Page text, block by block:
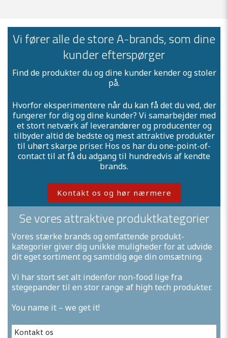
Vi fører alle de store A-brands, som dine
kunder efterspørger
Find de produkter du og dine kunder kender og stoler
på.
Hvorfor eksperimentere når du kan få det du ved, der
fungerer for dig og dine kunder? Vi samarbejder med
et stort netværk af leverandører og producenter og
tilbyder altid de bedste og mest attraktive produkter
til uhørt skarpe priser. Hos os har du one-point-of-
contact til at få du adgang til hundredvis af kendte
brands.
Kontakt os og hør nærmere
Se vores attraktive produktkategorier
Vores stærke brands og omfattende produkt-
kategorier giver dig unikke muligheder for at udvide
dit eget sortiment og samtidig øge din omsætning.
Vi har stort set alt indenfor non-food lige fra
stegepander til en stor range af high tech produkter.
You name it – we get it!
Kontakt os